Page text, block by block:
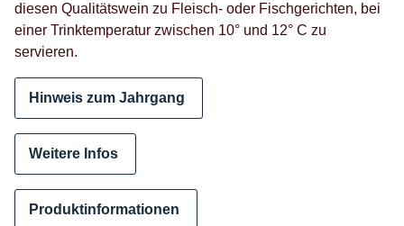
diesen Qualitätswein zu Fleisch- oder Fischgerichten, bei
einer Trinktemperatur zwischen 10° und 12° C zu
servieren.
Hinweis zum Jahrgang
Weitere Infos
Produktinformationen